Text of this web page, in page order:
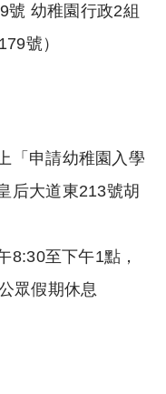
號 幼稚園行政2組
號）
「申請幼稚園入學
后大道東213號胡
8:30至下午1點，
眾假期休息